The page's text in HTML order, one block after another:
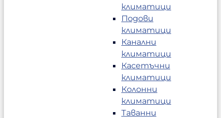
климатици
Подови
климатици
Канални
климатици
Касетъчни
климатици
Колонни
климатици
Таванни